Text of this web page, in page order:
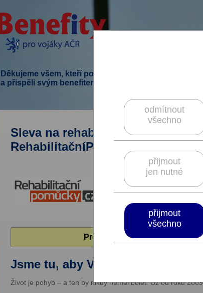
Děkujeme všem, kteří podpořili tento projekt
a přispěli svým benefitem.
odmítnout
všechno
přijmout
jen nutné
přijmout
všechno
Sleva na rehabilitační a zdravotní
RehabilitačníPomůcky.cz.
Pro zobrazení dalších
Jsme tu, aby Vás nic nebolelo.
Život je pohyb – a ten by nikdy neměl bolet. Už od roku